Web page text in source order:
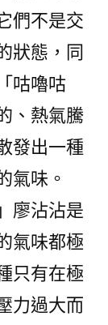
們不是交
狀態，同
咕嚕咕
、熱氣騰
發出一種
氣味。
廖沾沾是
氣味都極
只有在極
力過大而